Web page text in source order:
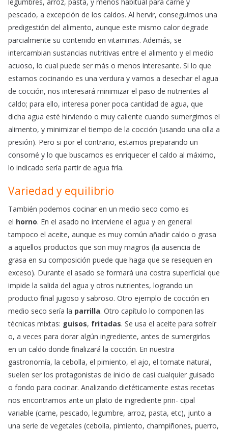
pescado, a excepción de los caldos. Al hervir, conseguimos una
predigestión del alimento, aunque este mismo calor degrade
parcialmente su contenido en vitaminas. Además, se
intercambian sustancias nutritivas entre el alimento y el medio
acuoso, lo cual puede ser más o menos interesante. Si lo que
estamos cocinando es una verdura y vamos a desechar el agua
de cocción, nos interesará minimizar el paso de nutrientes al
caldo; para ello, interesa poner poca cantidad de agua, que
dicha agua esté hirviendo o muy caliente cuando sumergimos el
alimento, y minimizar el tiempo de la cocción (usando una olla a
presión). Pero si por el contrario, estamos preparando un
consomé y lo que buscamos es enriquecer el caldo al máximo,
lo indicado sería partir de agua fría.
Variedad y equilibrio
También podemos cocinar en un medio seco como es
el horno. En el asado no interviene el agua y en general
tampoco el aceite, aunque es muy común añadir caldo o grasa
a aquellos productos que son muy magros (la ausencia de
grasa en su composición puede que haga que se resequen en
exceso). Durante el asado se formará una costra superficial que
impide la salida del agua y otros nutrientes, logrando un
producto final jugoso y sabroso. Otro ejemplo de cocción en
medio seco sería la parrilla. Otro capítulo lo componen las
técnicas mixtas: guisos, fritadas. Se usa el aceite para sofreír
o, a veces para dorar algún ingrediente, antes de sumergirlos
en un caldo donde finalizará la cocción. En nuestra
gastronomía, la cebolla, el pimiento, el ajo, el tomate natural,
suelen ser los protagonistas de inicio de casi cualquier guisado
o fondo para cocinar. Analizando dietéticamente estas recetas
nos encontramos ante un plato de ingrediente prin- cipal
variable (carne, pescado, legumbre, arroz, pasta, etc), junto a
una serie de vegetales (cebolla, pimiento, champiñones, puerro,